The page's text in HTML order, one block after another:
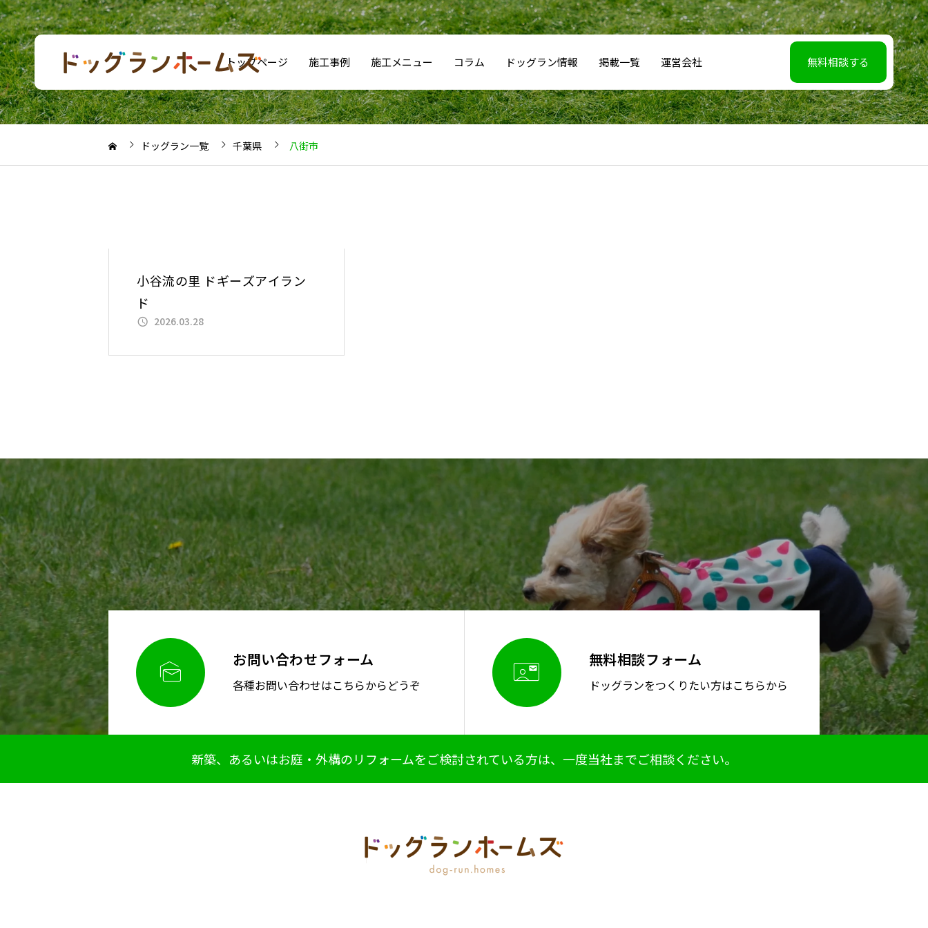
トップページ 施工事例 施工メニュー コラム ドッグラン情報 掲載一覧 運営会社 無料相談する
ドッグラン一覧 千葉県 八街市
小谷流の里 ドギーズアイラン
ド
2026.03.28
 お問い合わせフォーム
各種お問い合わせはこちらからどうぞ  無料相談フォーム
ドッグランをつくりたい方はこちらから
新築、あるいはお庭・外構のリフォームをご検討されている方は、一度当社までご相談ください。